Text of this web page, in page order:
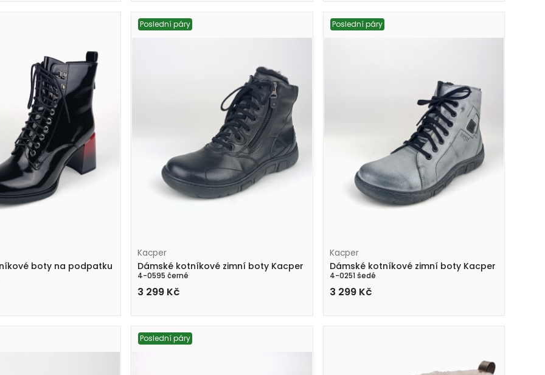
boty na podpatku
Poslední páry
Kacper
Dámské kotníkové zimní boty Kacper
4-0595 černé
3 299 Kč
Poslední páry
Kacper
Dámské kotníkové zimní boty Kacper
4-0251 šedé
3 299 Kč
Poslední páry